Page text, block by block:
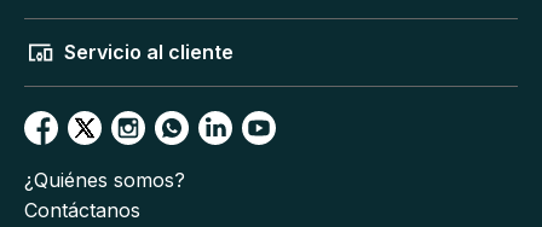
Servicio al cliente
¿Quiénes somos?
Contáctanos